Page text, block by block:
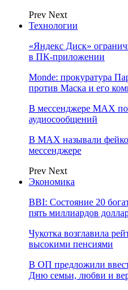
Prev Next
Технологии
«Яндекс Диск»
в ПК-приложении
Monde: прокуратура
против Маска и его
В мессенджере MAX
аудиосообщений
В МAX называли
мессенджере
Prev Next
Экономика
BBI: Состояние 20
пять миллиардов
Чукотка возглавила
высокими пенсиями
В ОП предложили
Дню семьи, любви и